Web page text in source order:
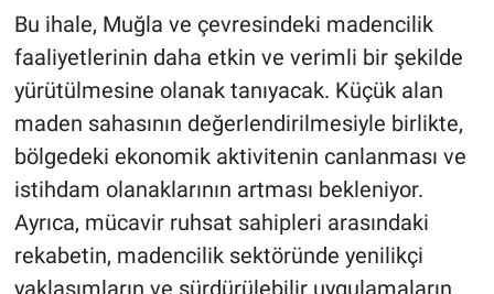
Bu ihale, Muğla ve çevresindeki madencilik
faaliyetlerinin daha etkin ve verimli bir şekilde
yürütülmesine olanak tanıyacak. Küçük alan
maden sahasının değerlendirilmesiyle birlikte,
bölgedeki ekonomik aktivitenin canlanması ve
istihdam olanaklarının artması bekleniyor.
Ayrıca, mücavir ruhsat sahipleri arasındaki
rekabetin, madencilik sektöründe yenilikçi
yaklaşımların ve sürdürülebilir uygulamaların